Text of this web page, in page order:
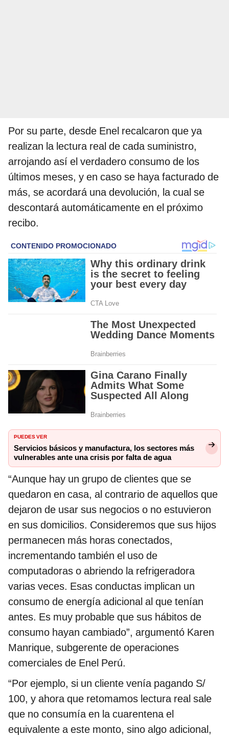
Por su parte, desde Enel recalcaron que ya
realizan la lectura real de cada suministro,
arrojando así el verdadero consumo de los
últimos meses, y en caso se haya facturado de
más, se acordará una devolución, la cual se
descontará automáticamente en el próximo
recibo.
PUEDES VER
Servicios básicos y manufactura, los sectores más
vulnerables ante una crisis por falta de agua
“Aunque hay un grupo de clientes que se
quedaron en casa, al contrario de aquellos que
dejaron de usar sus negocios o no estuvieron
en sus domicilios. Consideremos que sus hijos
permanecen más horas conectados,
incrementando también el uso de
computadoras o abriendo la refrigeradora
varias veces. Esas conductas implican un
consumo de energía adicional al que tenían
antes. Es muy probable que sus hábitos de
consumo hayan cambiado”, argumentó Karen
Manrique, subgerente de operaciones
comerciales de Enel Perú.
“Por ejemplo, si un cliente venía pagando S/
100, y ahora que retomamos lectura real sale
que no consumía en la cuarentena el
equivalente a este monto, sino algo adicional,